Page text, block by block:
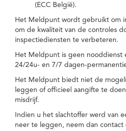
(ECC België).
Het Meldpunt wordt gebruikt om
om de kwaliteit van de controles
inspectiediensten te verbeteren.
Het Meldpunt is geen nooddienst
24/24u- en 7/7 dagen-
Het Meldpunt biedt niet de
leggen of officieel aangifte te
misdrijf.
Indien u het slachtoffer werd van
neer te leggen, neem dan contact